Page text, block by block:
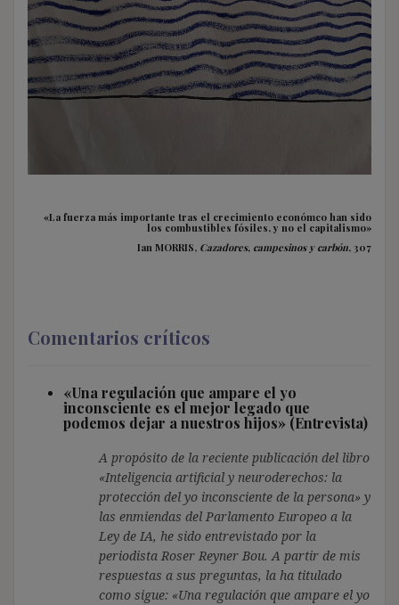
«La fuerza más importante tras el crecimiento económco han sido
los combustibles fósiles, y no el capitalismo»
Ian MORRIS, Cazadores, campesinos y carbón, 307
Comentarios críticos
«Una regulación que ampare el yo
inconsciente es el mejor legado que
podemos dejar a nuestros hijos» (Entrevista)
A propósito de la reciente publicación del libro
«Inteligencia artificial y neuroderechos: la
protección del yo inconsciente de la persona» y
las enmiendas del Parlamento Europeo a la
Ley de IA, he sido entrevistado por la
periodista Roser Reyner Bou. A partir de mis
respuestas a sus preguntas, la ha titulado
como sigue: «Una regulación que ampare el yo